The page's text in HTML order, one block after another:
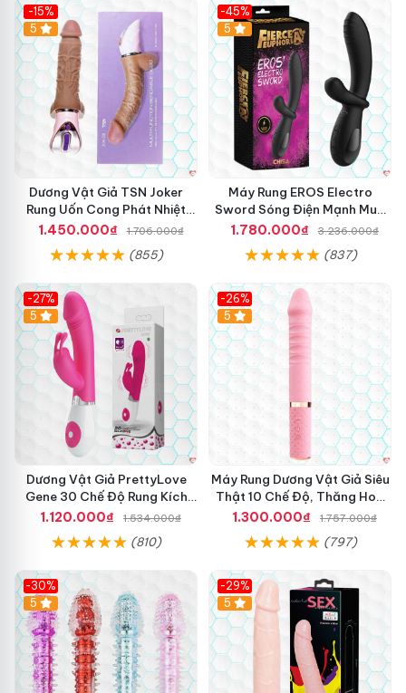
-15%
5
Dương Vật Giả TSN Joker
Rung Uốn Cong Phát Nhiệt
Cao Cấp
1.450.000₫ 1.706.000₫
(855)
-45%
5
Máy Rung EROS Electro
Sword Sóng Điện Mạnh Mua
Ngay Giá Tốt
1.780.000₫ 3.236.000₫
(837)
-27%
Hot
5
Dương Vật Giả PrettyLove
Gene 30 Chế Độ Rung Kích
Thích Cảm Biến Âm Thanh
1.120.000₫ 1.534.000₫
(810)
-26%
Hot
5
Máy Rung Dương Vật Giả Siêu
Thật 10 Chế Độ, Thăng Hoa
Tối Ưu
1.300.000₫ 1.757.000₫
(797)
-30%
Hot
5
-29%
Hot
5